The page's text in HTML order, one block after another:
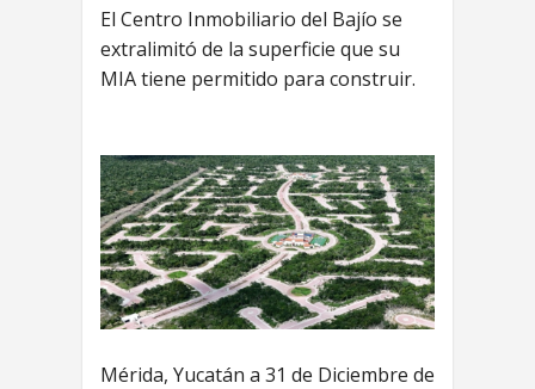
El Centro Inmobiliario del Bajío se
extralimitó de la superficie que su
MIA tiene permitido para construir.
Mérida, Yucatán a 31 de Diciembre de